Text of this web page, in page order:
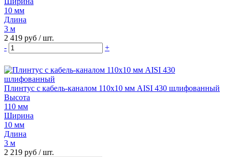
10 мм
Длина
3 м
2 419 руб / шт.
-
+
Плинтус с кабель-каналом 110х10 мм AISI 430 шлифованный
Высота
110 мм
Ширина
10 мм
Длина
3 м
2 219 руб / шт.